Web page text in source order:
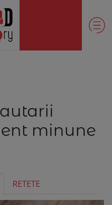
minune
RETETE